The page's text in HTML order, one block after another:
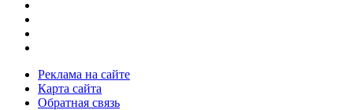
Реклама на сайте
Карта сайта
Обратная связь